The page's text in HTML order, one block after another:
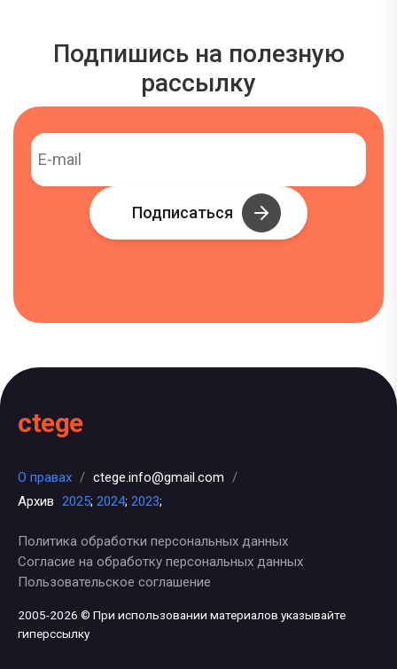
Подпишись на полезную
рассылку
Подписаться
ctege
О правах / ctege.info@gmail.com /
Архив 2025; 2024; 2023;
Политика обработки персональных данных
Согласие на обработку персональных данных
Пользовательское соглашение
2005-2026 © При использовании материалов указывайте
гиперссылку